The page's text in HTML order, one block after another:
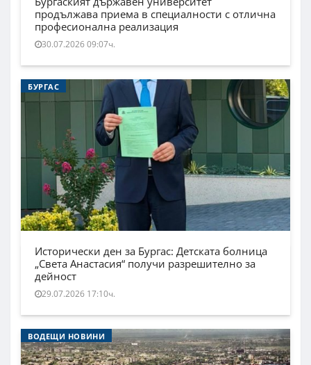
продължава приема в специалности с отлична
професионална реализация
30.07.2026 09:07ч.
БУРГАС
Исторически ден за Бургас: Детската болница
„Света Анастасия“ получи разрешително за
дейност
29.07.2026 17:10ч.
ВОДЕЩИ НОВИНИ